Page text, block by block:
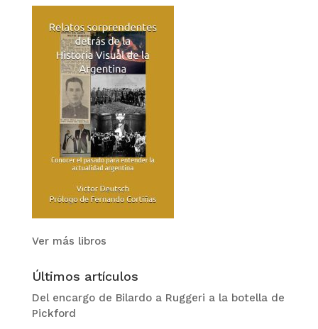
Ver más libros
Últimos artículos
Del encargo de Bilardo a Ruggeri a la botella de
Pickford